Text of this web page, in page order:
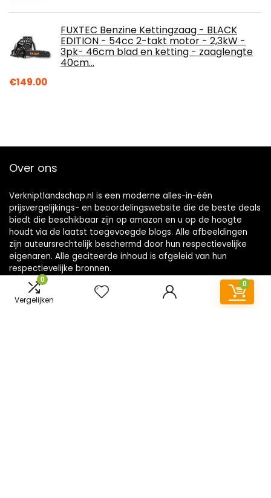
0
Vergelijken
0
FUXTEC Benzine Kettingzaag - BLACK
EDITION - 54cc 2-takt motor - 2,3kW -
3pk- 46cm blad en ketting - zaaglengte
40cm…
€149.00
Over ons
Verkniptlandschap.nl is een moderne alles-in-één
prijsvergelijkings- en beoordelingswebsite die de beste deals
biedt die beschikbaar zijn op amazon en u op de hoogte
houdt via de laatst toegevoegde blogs. Alle afbeeldingen
zijn auteursrechtelijk beschermd door hun respectievelijke
eigenaren. Alle geciteerde inhoud is afgeleid van hun
respectievelijke bronnen.